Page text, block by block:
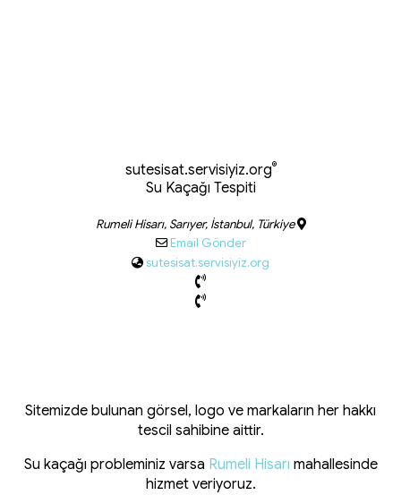
sutesisat.servisiyiz.org®
Su Kaçağı Tespiti
Rumeli Hisarı, Sarıyer, İstanbul, Türkiye
Email Gönder
sutesisat.servisiyiz.org
Sitemizde bulunan görsel, logo ve markaların her hakkı
tescil sahibine aittir.
Su kaçağı probleminiz varsa Rumeli Hisarı mahallesinde
hizmet veriyoruz.